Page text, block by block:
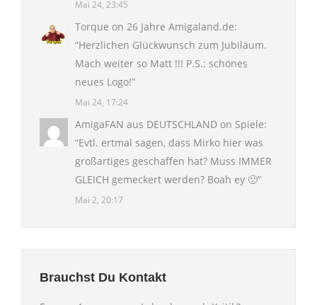
Mai 24, 23:45
Torque on 26 Jahre Amigaland.de:
“Herzlichen Glückwunsch zum Jubiläum.
Mach weiter so Matt !!! P.S.: schönes
neues Logo!”
Mai 24, 17:24
AmigaFAN aus DEUTSCHLAND on Spiele:
“Evtl. ertmal sagen, dass Mirko hier was
großartiges geschaffen hat? Muss IMMER
GLEICH gemeckert werden? Boah ey 🙁”
Mai 2, 20:17
Brauchst Du Kontakt